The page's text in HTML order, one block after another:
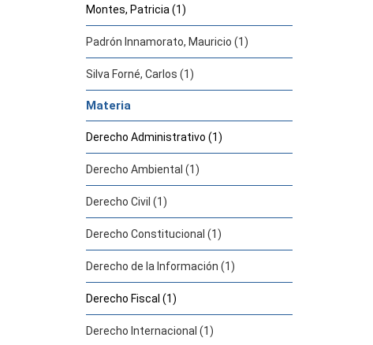
Montes, Patricia (1)
Padrón Innamorato, Mauricio (1)
Silva Forné, Carlos (1)
Materia
Derecho Administrativo (1)
Derecho Ambiental (1)
Derecho Civil (1)
Derecho Constitucional (1)
Derecho de la Información (1)
Derecho Fiscal (1)
Derecho Internacional (1)